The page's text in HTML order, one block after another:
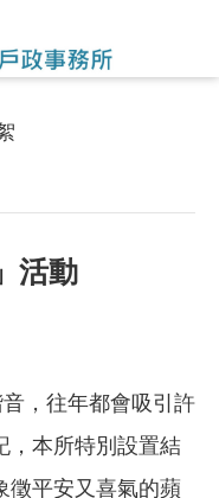
活動
，往年都會吸引許
，本所特別設置結
徵平安又喜氣的蘋